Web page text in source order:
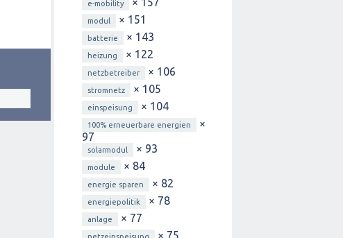
e-mobility
modul × 151
batterie × 143
heizung × 122
netzbetreiber × 106
stromnetz × 105
einspeisung × 104
100% erneuerbare energien
×
97
solarmodul × 93
module × 84
energie sparen × 82
energiepolitik × 78
anlage × 77
netzeinspeisung × 75